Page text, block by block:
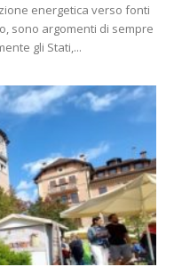
energetica verso fonti
sono argomenti di sempre
gli Stati,...